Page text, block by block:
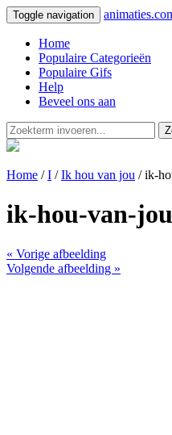
Toggle navigation
Home
Populaire Categorieën
Populaire Gifs
Help
Beveel ons aan
Home /I /Ik hou van jou / ik-
ik-hou-van-
« Vorige afbeelding
Volgende afbeelding »